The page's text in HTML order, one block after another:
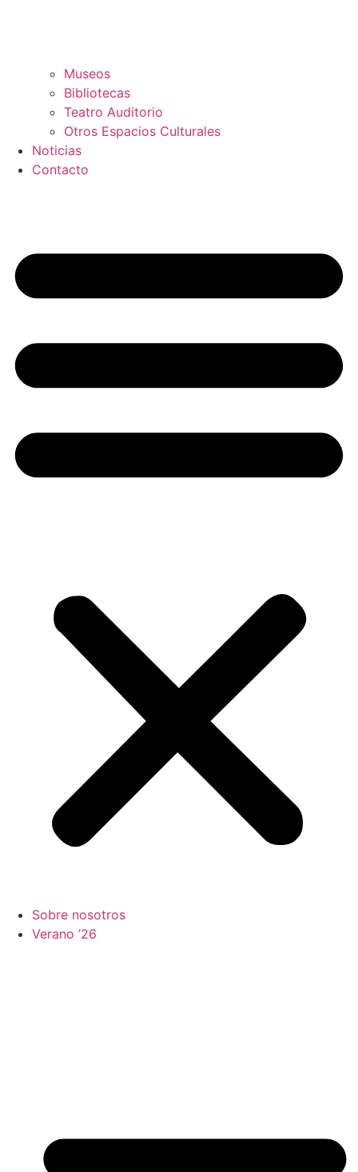
Museos
Bibliotecas
Teatro Auditorio
Otros Espacios Culturales
Noticias
Contacto
Sobre nosotros
Verano ’26